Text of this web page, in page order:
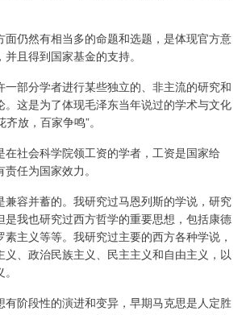
面仍然有相当多的命题和选题，是体现官方意
且得到国家基金的支持。
一部分学者进行某些独立的、非主流的研究和
。这是为了体现毛泽东当年说过的学术与文化
放，百家争鸣”。
在社会科学院领工资的学者，工资是国家给
任为国家效力。
兼容并蓄的。我研究过马恩列斯的学说，研究
是我也研究过西方哲学的重要思想，包括康德
主义等等。我研究过主要的西方各种学说，
义、政治民族主义、民主主义和自由主义，以
有阶段性的演进和变异，早期马克思是人定胜